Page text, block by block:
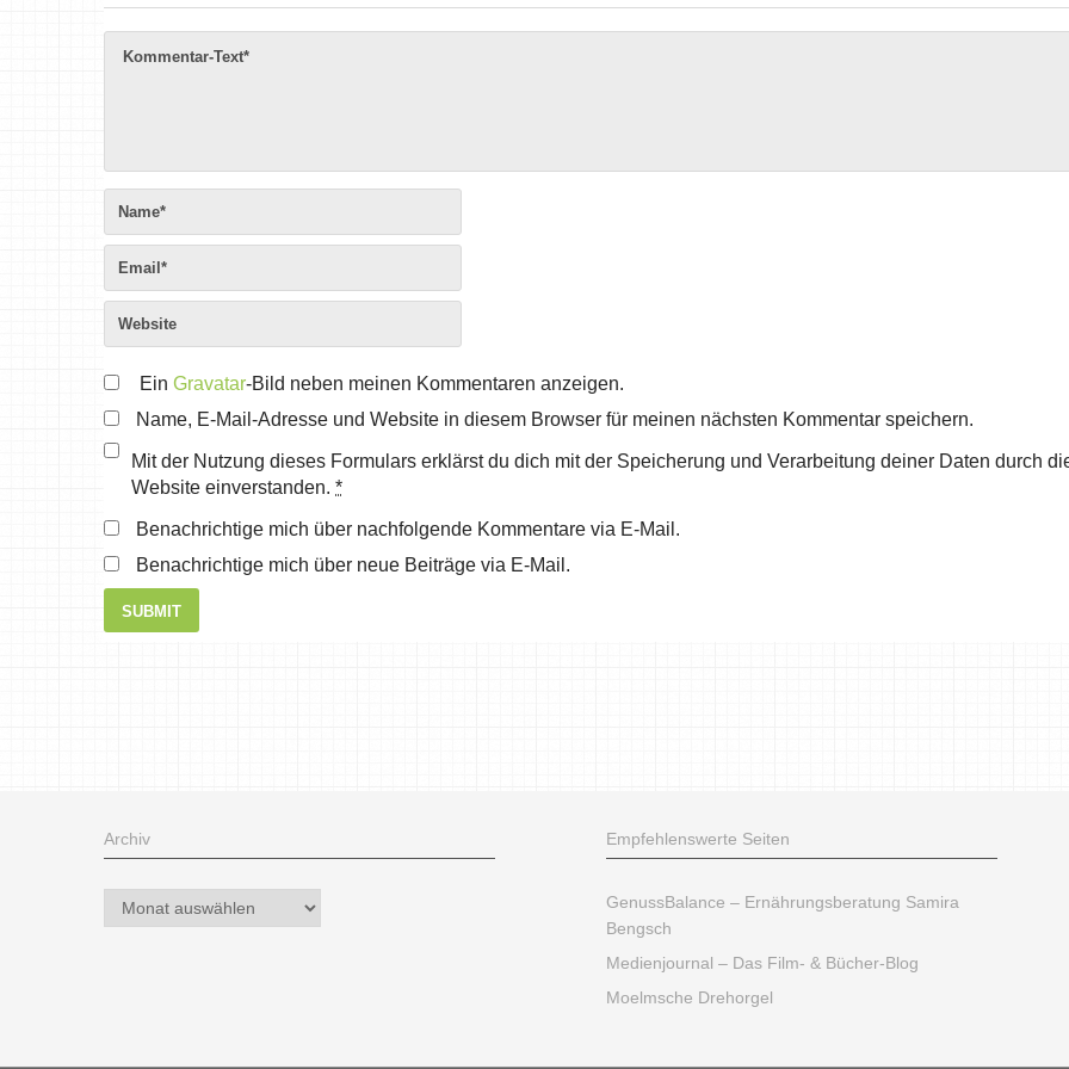
EinGravatar-Bild neben meinen Kommentaren anzeigen.
Name, E-Mail-Adresse und Website in diesem Browser für meinen nächsten Kommentar speichern.
Mit der Nutzung dieses Formulars erklärst du dich mit der Speicherung und Verarbeitung deiner Daten durch
Website einverstanden. *
Benachrichtige mich über nachfolgende Kommentare via E-Mail.
Benachrichtige mich über neue Beiträge via E-Mail.
Archiv
Archiv
Empfehlenswerte Seiten
GenussBalance – Ernährungsberatung Samira
Bengsch
Medienjournal – Das Film- & Bücher-Blog
Moelmsche Drehorgel